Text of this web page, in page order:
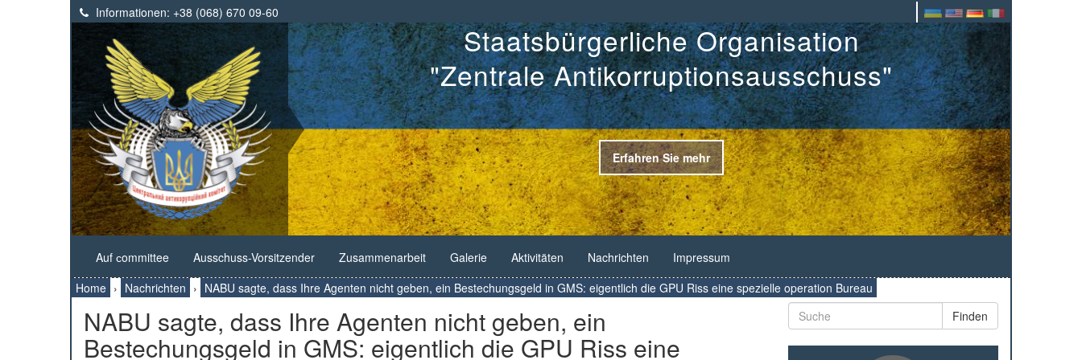
Informationen: +38 (068) 670 09-60
Staatsbürgerliche Organisation
"Zentrale Antikorruptionsausschuss"
Erfahren Sie mehr
Auf сommittee Ausschuss-Vorsitzender Zusammenarbeit Galerie Aktivitäten Nachrichten
Impressum
Home › Nachrichten › NABU sagte, dass Ihre Agenten nicht geben, ein Bestechungsgeld in GMS: eigentlich die GPU Riss eine spezielle operation Bureau
NABU sagte, dass Ihre Agenten nicht geben, ein
Bestechungsgeld in GMS: eigentlich die GPU Riss eine
Finden